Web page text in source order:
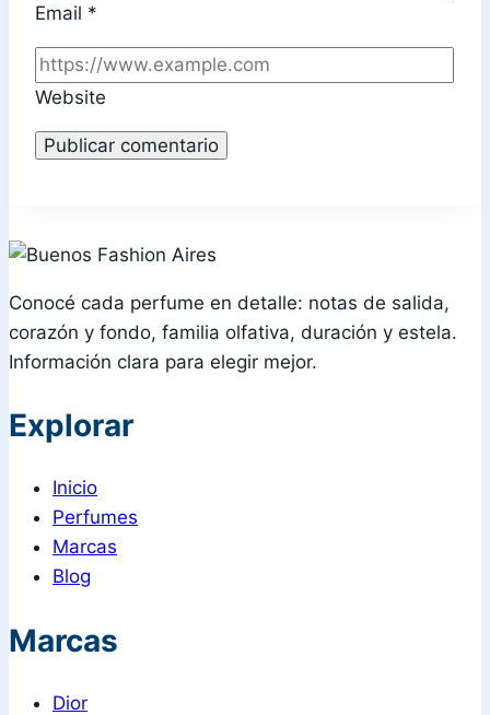
Email *
Website
Conocé cada perfume en detalle: notas de salida,
corazón y fondo, familia olfativa, duración y estela.
Información clara para elegir mejor.
Explorar
Inicio
Perfumes
Marcas
Blog
Marcas
Dior